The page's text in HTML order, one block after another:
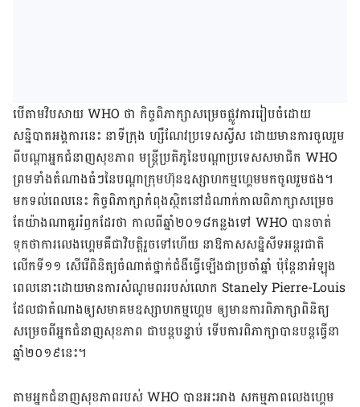
បើ​តាម​វិប​សាយ​ WHO ថា កិច្ចពិភាក្សា​​សម្រេច​ផ្លូវ​ការ​​រៀប​ចំ​ដោយ​
សន្និបាត​អង្គការ​នេះ នា​ទី​ក្រុង ហ្សឺណែវ​​ប្រទេស​ស្វីស ដោយ​មាន​ការ​ចូល​រួម​
ពី​បណ្តា​អ្នក​ជំនាញ​សុខភាព មន្ត្រី​ប្រតិភូ​​នៃ​បណ្តា​ប្រទេស​សមាជិក​ WHO
ព្រម​ទាំង​តំណាង​ធំៗ​​នៃ​​បណ្តា​ក្រុមហ៊ុន​ឧស្សាហកម្ម​ហ្គេម​មកចូល​រួម​ផង។
មក​ទល់​ពេល​នេះ​ កិច្ច​ពិភាក្សា​កំពុង​ស្ថិត​នៅ​ដំណាក់​កាល​ពិភាក្សា​សម្រេច
តែ​យ៉ាង​ណា​គួរ​រំឭក​ដែរ​​ថា កាល​ពី​ឆ្នាំ​២០១៨​កន្លង​ទៅ WHO បាន​ចាត់​
ទុក​​ថា​ការ​លេង​ហ្គេម​គឺ​ជា​វិបត្តិ​រួច​ទៅ​ហើយ នា​ឱកាស​សន្និសីទ​អន្តរ​ជាតិ​​
លើក​ទី​១១ សើ​រើ​ពិនិត្យ​ចំណាត់​ថ្នាក់​ជំងឺ​​ធ្វើ​ឡើង​ជា​ប្រចាំ​ឆ្នាំ ប៉ុន្តែនា​អំឡុង​
ពេល​នោះ​​​ដោយ​មាន​ការ​​សំណូម​ពរ​របស់លោក Stanely Pierre-Louis
ដែល​ជា​តំណាង​ឲ្យ​សមាគម​ឧស្សាហកម្ម​ហ្គេម ឲ្យ​មាន​ការ​ពិភាក្សា​ពិនិត្យ​
សម្រេច​​​ពី​អ្នក​ជំនាញ​សុខភាព ជា​បន្ត​បន្ទាប់​ ទើប​ការ​ពិភាក្សា​បាន​បន្ត​ធ្វើ​នា​​
ឆ្នាំ​២០១៩​នេះ​។
តាម​អ្នក​ជំនាញ​សុខភាព​របស់​ WHO​ បាន​អះ​អាង​ សកម្មភាព​លេង​ហ្គេម